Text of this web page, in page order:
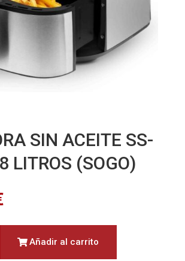
SIN ACEITE SS-
LITROS (SOGO)
Añadir al carrito